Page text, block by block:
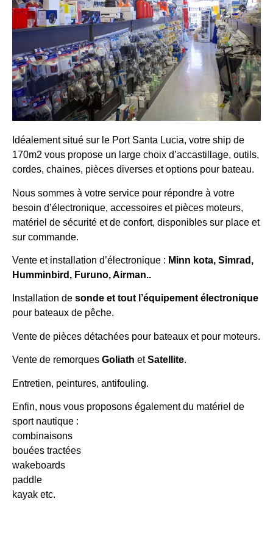
Idéalement situé sur le Port Santa Lucia, votre ship de
170m2 vous propose un large choix d’accastillage, outils,
cordes, chaines, pièces diverses et options pour bateau.
Nous sommes à votre service pour répondre à votre
besoin d’électronique, accessoires et pièces moteurs,
matériel de sécurité et de confort, disponibles sur place et
sur commande.
Vente et installation d’électronique : Minn kota, Simrad,
Humminbird, Furuno, Airman..
Installation de sonde et tout l’équipement électronique
pour bateaux de pêche.
Vente de pièces détachées pour bateaux et pour moteurs.
Vente de remorques Goliath etSatellite.
Entretien, peintures, antifouling.
Enfin, nous vous proposons également du matériel de
sport nautique :
combinaisons
bouées tractées
wakeboards
paddle
kayak etc.